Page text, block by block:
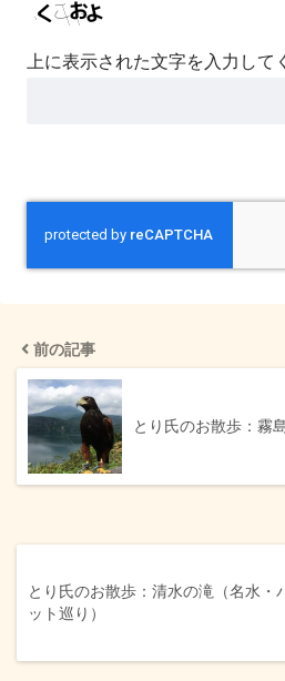
上に表示された文字を入力して
前の記事
とり氏のお散歩：霧
とり氏のお散歩：清水の滝（名水・
ット巡り）